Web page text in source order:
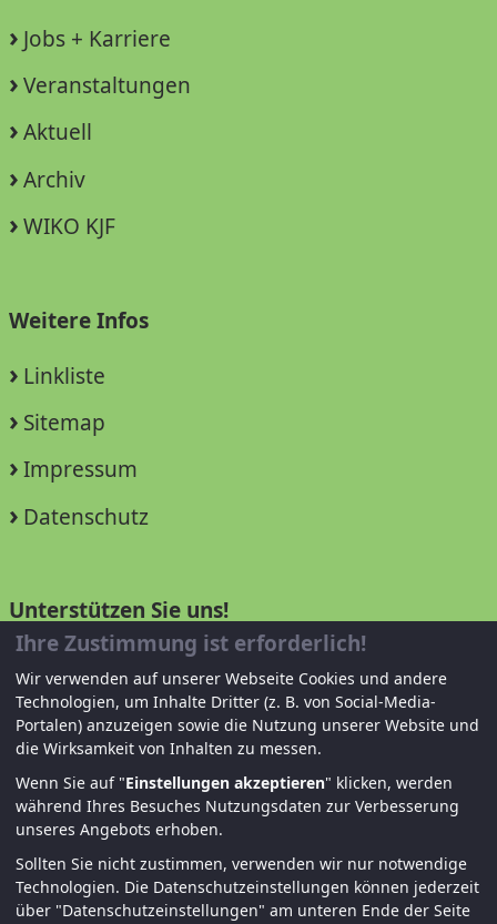
Jobs + Karriere
Veranstaltungen
Aktuell
Archiv
WIKO KJF
Weitere Infos
Linkliste
Sitemap
Impressum
Datenschutz
Unterstützen Sie uns!
Mitglied werden
Spenden und helfen
© KJF Regensburg – Alle Rechte vorbehalten. |
Ihre Zustimmung ist erforderlich!
Wir verwenden auf unserer Webseite Cookies und andere
Technologien, um Inhalte Dritter (z. B. von Social-Media-
Portalen) anzuzeigen sowie die Nutzung unserer Website und
die Wirksamkeit von Inhalten zu messen.
Wenn Sie auf "Einstellungen akzeptieren" klicken, werden
während Ihres Besuches Nutzungsdaten zur Verbesserung
unseres Angebots erhoben.
Sollten Sie nicht zustimmen, verwenden wir nur notwendige
Technologien. Die Datenschutzeinstellungen können jederzeit
über "Datenschutzeinstellungen" am unteren Ende der Seite